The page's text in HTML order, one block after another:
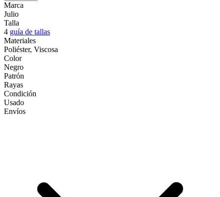
Marca
Julio
Talla
4 guía de tallas
Materiales
Poliéster, Viscosa
Color
Negro
Patrón
Rayas
Condición
Usado
Envíos